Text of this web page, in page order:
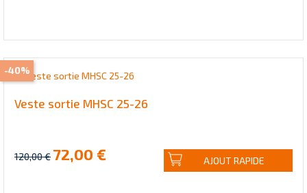
Veste sortie MHSC 25-26
120,00 € 72,00 € AJOUT RAPIDE
-40%